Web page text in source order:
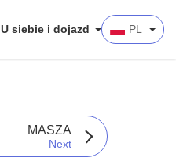
U siebie i dojazd PL
MASZA
Next